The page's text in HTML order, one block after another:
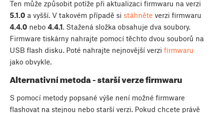
Ten může způsobit potíže při aktualizaci firmwaru na verzi
5.1.0 a vyšší. V takovém případě si stáhněte verzi firmwaru
4.4.0 nebo 4.4.1 . Stažená složka obsahuje dva soubory.
Firmware tiskárny nahrajte pomocí těchto dvou souborů na
USB flash disku. Poté nahrajte nejnovější verzi firmwaru
jako obvykle.
Alternativní metoda - starší verze firmwaru
S pomocí metody popsané výše není možné firmware
flashovat na stejnou nebo starší verzi. Pokud chcete právě